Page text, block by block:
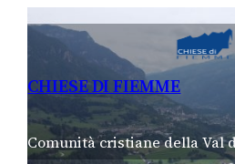
CHIESE DI FIEMME
Comunità cristiane della Val